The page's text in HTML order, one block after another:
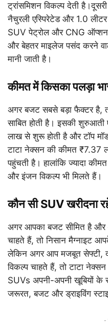
ट्रांसमिशन विकल्प देती
नैचुरली एस्पिरेटेड और 1.0
SUV पेट्रोल और CNG ऑप्शन
और बेहतर माइलेज पसंद करने
मानी जाती है।
कीमत में किसका पलड़ा
अगर बजट सबसे बड़ा फैक्टर है,
साबित होती है। इसकी
लाख से शुरू होती है और टॉप
टाटा नेक्सन की कीमत
पहुंचती है। हालांकि ज्यादा
और इंजन विकल्प भी मिलते हैं।
कौन सी SUV खरीदना
अगर आपका बजट सीमित है
चाहते हैं, तो निसान मैग्नाइट
लेकिन अगर आप मजबूत सेफ्टी,
विकल्प चाहते हैं, तो टाटा नेक्सन
SUVs अपनी-अपनी खूबियों के
जरूरत, बजट और ड्राइविंग
-